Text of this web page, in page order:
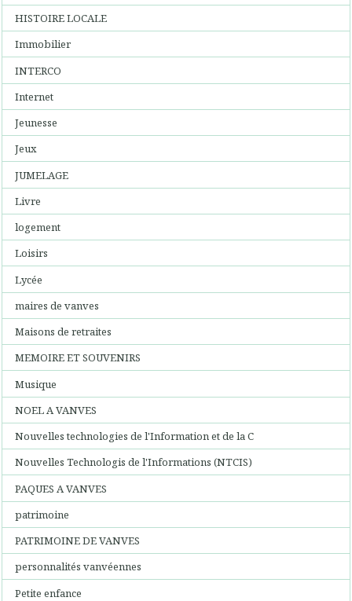
HISTOIRE LOCALE
Immobilier
INTERCO
Internet
Jeunesse
Jeux
JUMELAGE
Livre
logement
Loisirs
Lycée
maires de vanves
Maisons de retraites
MEMOIRE ET SOUVENIRS
Musique
NOEL A VANVES
Nouvelles technologies de l'Information et de la C
Nouvelles Technologis de l'Informations (NTCIS)
PAQUES A VANVES
patrimoine
PATRIMOINE DE VANVES
personnalités vanvéennes
Petite enfance